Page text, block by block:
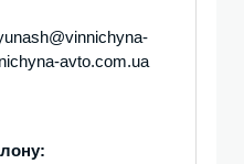
avto.com.ua